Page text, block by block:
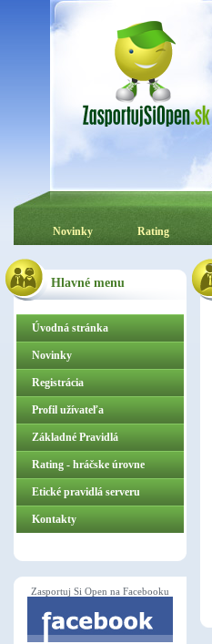
Novinky Rating
Hlavné menu
Úvodná stránka
Novinky
Registrácia
Profil užívateľa
Základné Pravidlá
ZasportujSiOpen.sk
Rating - hráčske úrovne
Etické pravidlá serveru
Kontakty
Zasportuj Si Open na Facebooku